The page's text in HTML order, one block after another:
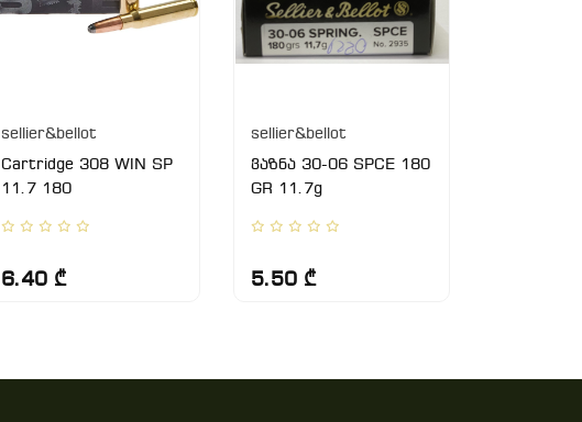
sellier&bellot
Cartridge 308 WIN SP
11.7 180
6.40 ₾
sellier&bellot
ვაზნა 30-06 SPCE 180
GR 11.7g
5.50 ₾